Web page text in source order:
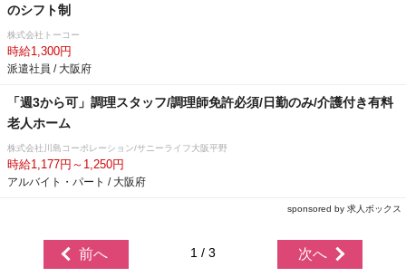
のシフト制
株式会社トーコー
時給1,300円
派遣社員 / 大阪府
「週3から可」調理スタッフ/調理師免許必須/日勤のみ/介護付き有料
老人ホーム
株式会社川島コーポレーション/サニーライフ大阪平野
時給1,177円～1,250円
アルバイト・パート / 大阪府
sponsored by 求人ボックス
前へ 1 / 3 次へ